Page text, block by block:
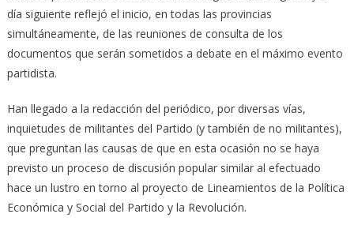
día siguiente reflejó el inicio, en todas las provincias
simultáneamente, de las reuniones de consulta de los
documentos que serán sometidos a debate en el máximo evento
partidista.
Han llegado a la redacción del periódico, por diversas vías,
inquietudes de militantes del Partido (y también de no militantes),
que preguntan las causas de que en esta ocasión no se haya
previsto un proceso de discusión popular similar al efectuado
hace un lustro en torno al proyecto de Lineamientos de la Política
Económica y Social del Partido y la Revolución.